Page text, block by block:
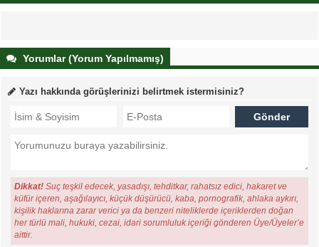
Yorumlar (Yorum Yapılmamış)
Yazı hakkında görüşlerinizi belirtmek istermisiniz?
Dikkat! Suç teşkil edecek, yasadışı, tehditkar, rahatsız edici, hakaret ve
küfür içeren, aşağılayıcı, küçük düşürücü, kaba, pornografik, ahlaka aykırı,
kişilik haklarına zarar verici ya da benzeri niteliklerde içeriklerden doğan
her türlü mali, hukuki, cezai, idari sorumluluk içeriği gönderen Üye/Üyeler’e
aittir.